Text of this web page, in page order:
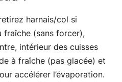
harnais/col si
fraîche (sans forcer),
intérieur des cuisses
à fraîche (pas glacée) et
accélérer l’évaporation.